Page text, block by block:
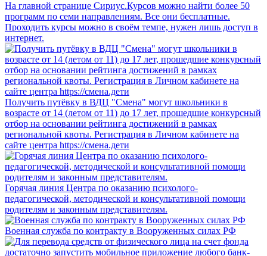
На главной странице Сириус.Курсов можно найти более 50
программ по семи направлениям. Все они бесплатные.
Проходить курсы можно в своём темпе, нужен лишь доступ в
интернет.
Получить путёвку в ВДЦ "Смена" могут школьники в
возрасте от 14 (летом от 11) до 17 лет, прошедшие конкурсный
отбор на основании рейтинга достижений в рамках
региональной квоты. Регистрация в Личном кабинете на
сайте центра https://смена.дети
Горячая линия Центра по оказанию психолого-
педагогической, методической и консультативной помощи
родителям и законным представителям.
Военная служба по контракту в Вооруженных силах РФ